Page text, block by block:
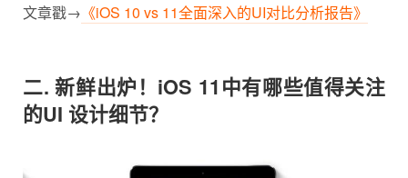
文章戳→ 《iOS 10 vs 11全面深入的UI对比分析报告》
二. 新鲜出炉！iOS 11中有哪些值得关注
的UI 设计细节？